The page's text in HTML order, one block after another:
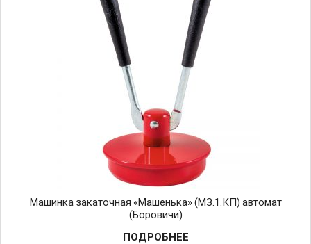
Машинка закаточная «Машенька» (МЗ.1.КП) автомат
(Боровичи)
ПОДРОБНЕЕ